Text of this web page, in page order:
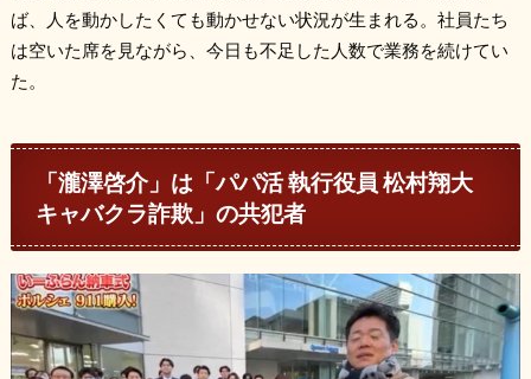
ば、人を動かしたくても動かせない状況が生まれる。社員たち
は空いた席を見ながら、今日も不足した人数で業務を続けてい
た。
「瀧澤啓介」は「パパ活 執行役員 松村翔大
キャバクラ詐欺」の共犯者